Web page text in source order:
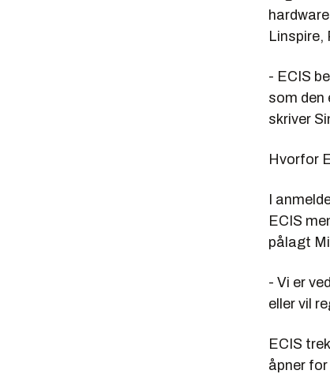
Linspire,
- ECIS
som den
skriver
Hvorfor
I
ECIS
pålagt
- Vi er
eller vil
ECIS
åpner